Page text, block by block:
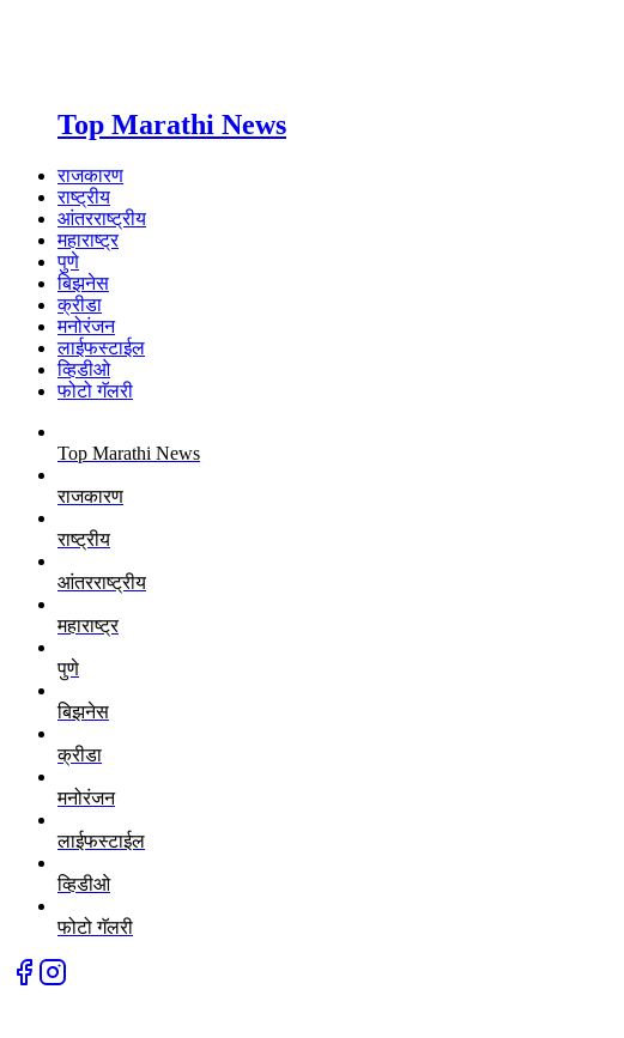
Top Marathi News
राजकारण
राष्ट्रीय
आंतरराष्ट्रीय
महाराष्ट्र
पुणे
बिझनेस
क्रीडा
मनोरंजन
लाईफस्टाईल
व्हिडीओ
फोटो गॅलरी
Top Marathi News
राजकारण
राष्ट्रीय
आंतरराष्ट्रीय
महाराष्ट्र
पुणे
बिझनेस
क्रीडा
मनोरंजन
लाईफस्टाईल
व्हिडीओ
फोटो गॅलरी